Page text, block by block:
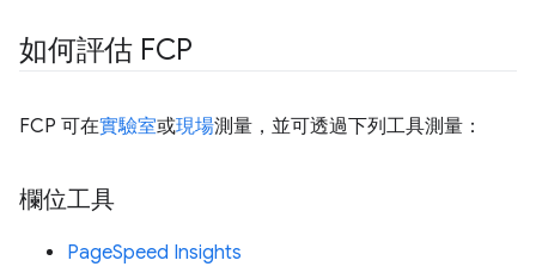
如何評估 FCP
FCP 可在實驗室或現場測量，並可透過下列工具測量：
欄位工具
PageSpeed Insights